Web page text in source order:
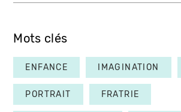
Mots clés
ENFANCE IMAGINATION
PORTRAIT FRATRIE